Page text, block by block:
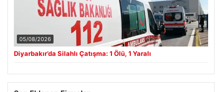
05/08/2026
Diyarbakır’da Silahlı Çatışma: 1 Ölü, 1 Yaralı